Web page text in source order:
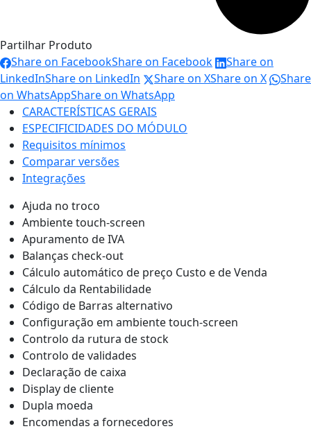
Partilhar Produto
Share on FacebookShare on Facebook
Share on
LinkedInShare on LinkedIn Share on XShare on X
Share
on WhatsAppShare on WhatsApp
CARACTERÍSTICAS GERAIS
ESPECIFICIDADES DO MÓDULO
Requisitos mínimos
Comparar versões
Integrações
Ajuda no troco
Ambiente touch-screen
Apuramento de IVA
Balanças check-out
Cálculo automático de preço Custo e de Venda
Cálculo da Rentabilidade
Código de Barras alternativo
Configuração em ambiente touch-screen
Controlo da rutura de stock
Controlo de validades
Declaração de caixa
Display de cliente
Dupla moeda
Encomendas a fornecedores